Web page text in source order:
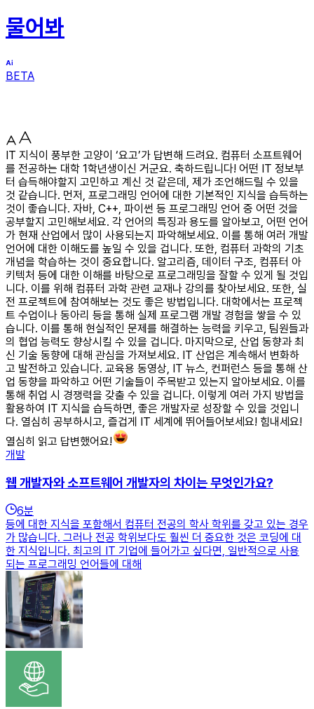
물어봐
BETA
IT 지식이 풍부한 고양이 ‘요고’가 답변해 드려요. 컴퓨터 소프트웨어
를 전공하는 대학 1학년생이신 거군요. 축하드립니다! 어떤 IT 정보부
터 습득해야할지 고민하고 계신 것 같은데, 제가 조언해드릴 수 있을
것 같습니다. 먼저, 프로그래밍 언어에 대한 기본적인 지식을 습득하는
것이 좋습니다. 자바, C++, 파이썬 등 프로그래밍 언어 중 어떤 것을
공부할지 고민해보세요. 각 언어의 특징과 용도를 알아보고, 어떤 언어
가 현재 산업에서 많이 사용되는지 파악해보세요. 이를 통해 여러 개발
언어에 대한 이해도를 높일 수 있을 겁니다. 또한, 컴퓨터 과학의 기초
개념을 학습하는 것이 중요합니다. 알고리즘, 데이터 구조, 컴퓨터 아
키텍처 등에 대한 이해를 바탕으로 프로그래밍을 잘할 수 있게 될 것입
니다. 이를 위해 컴퓨터 과학 관련 교재나 강의를 찾아보세요. 또한, 실
전 프로젝트에 참여해보는 것도 좋은 방법입니다. 대학에서는 프로젝
트 수업이나 동아리 등을 통해 실제 프로그램 개발 경험을 쌓을 수 있
습니다. 이를 통해 현실적인 문제를 해결하는 능력을 키우고, 팀원들과
의 협업 능력도 향상시킬 수 있을 겁니다. 마지막으로, 산업 동향과 최
신 기술 동향에 대해 관심을 가져보세요. IT 산업은 계속해서 변화하
고 발전하고 있습니다. 교육용 동영상, IT 뉴스, 컨퍼런스 등을 통해 산
업 동향을 파악하고 어떤 기술들이 주목받고 있는지 알아보세요. 이를
통해 취업 시 경쟁력을 갖출 수 있을 겁니다. 이렇게 여러 가지 방법을
활용하여 IT 지식을 습득하면, 좋은 개발자로 성장할 수 있을 것입니
다. 열심히 공부하시고, 즐겁게 IT 세계에 뛰어들어보세요! 힘내세요!
열심히 읽고 답변했어요!
개발
웹 개발자와 소프트웨어 개발자의 차이는 무엇인가요?
6분
등에 대한 지식을 포함해서 컴퓨터 전공의 학사 학위를 갖고 있는 경우
가 많습니다. 그러나 전공 학위보다도 훨씬 더 중요한 것은 코딩에 대
한 지식입니다. 최고의 IT 기업에 들어가고 싶다면, 일반적으로 사용
되는 프로그래밍 언어들에 대해